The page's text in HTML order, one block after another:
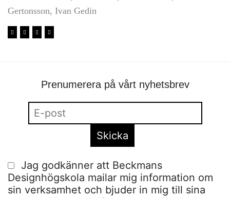
Gertonsson, Ivan Gedin
Prenumerera på vårt nyhetsbrev
Jag godkänner att Beckmans
Designhögskola mailar mig information om
sin verksamhet och bjuder in mig till sina